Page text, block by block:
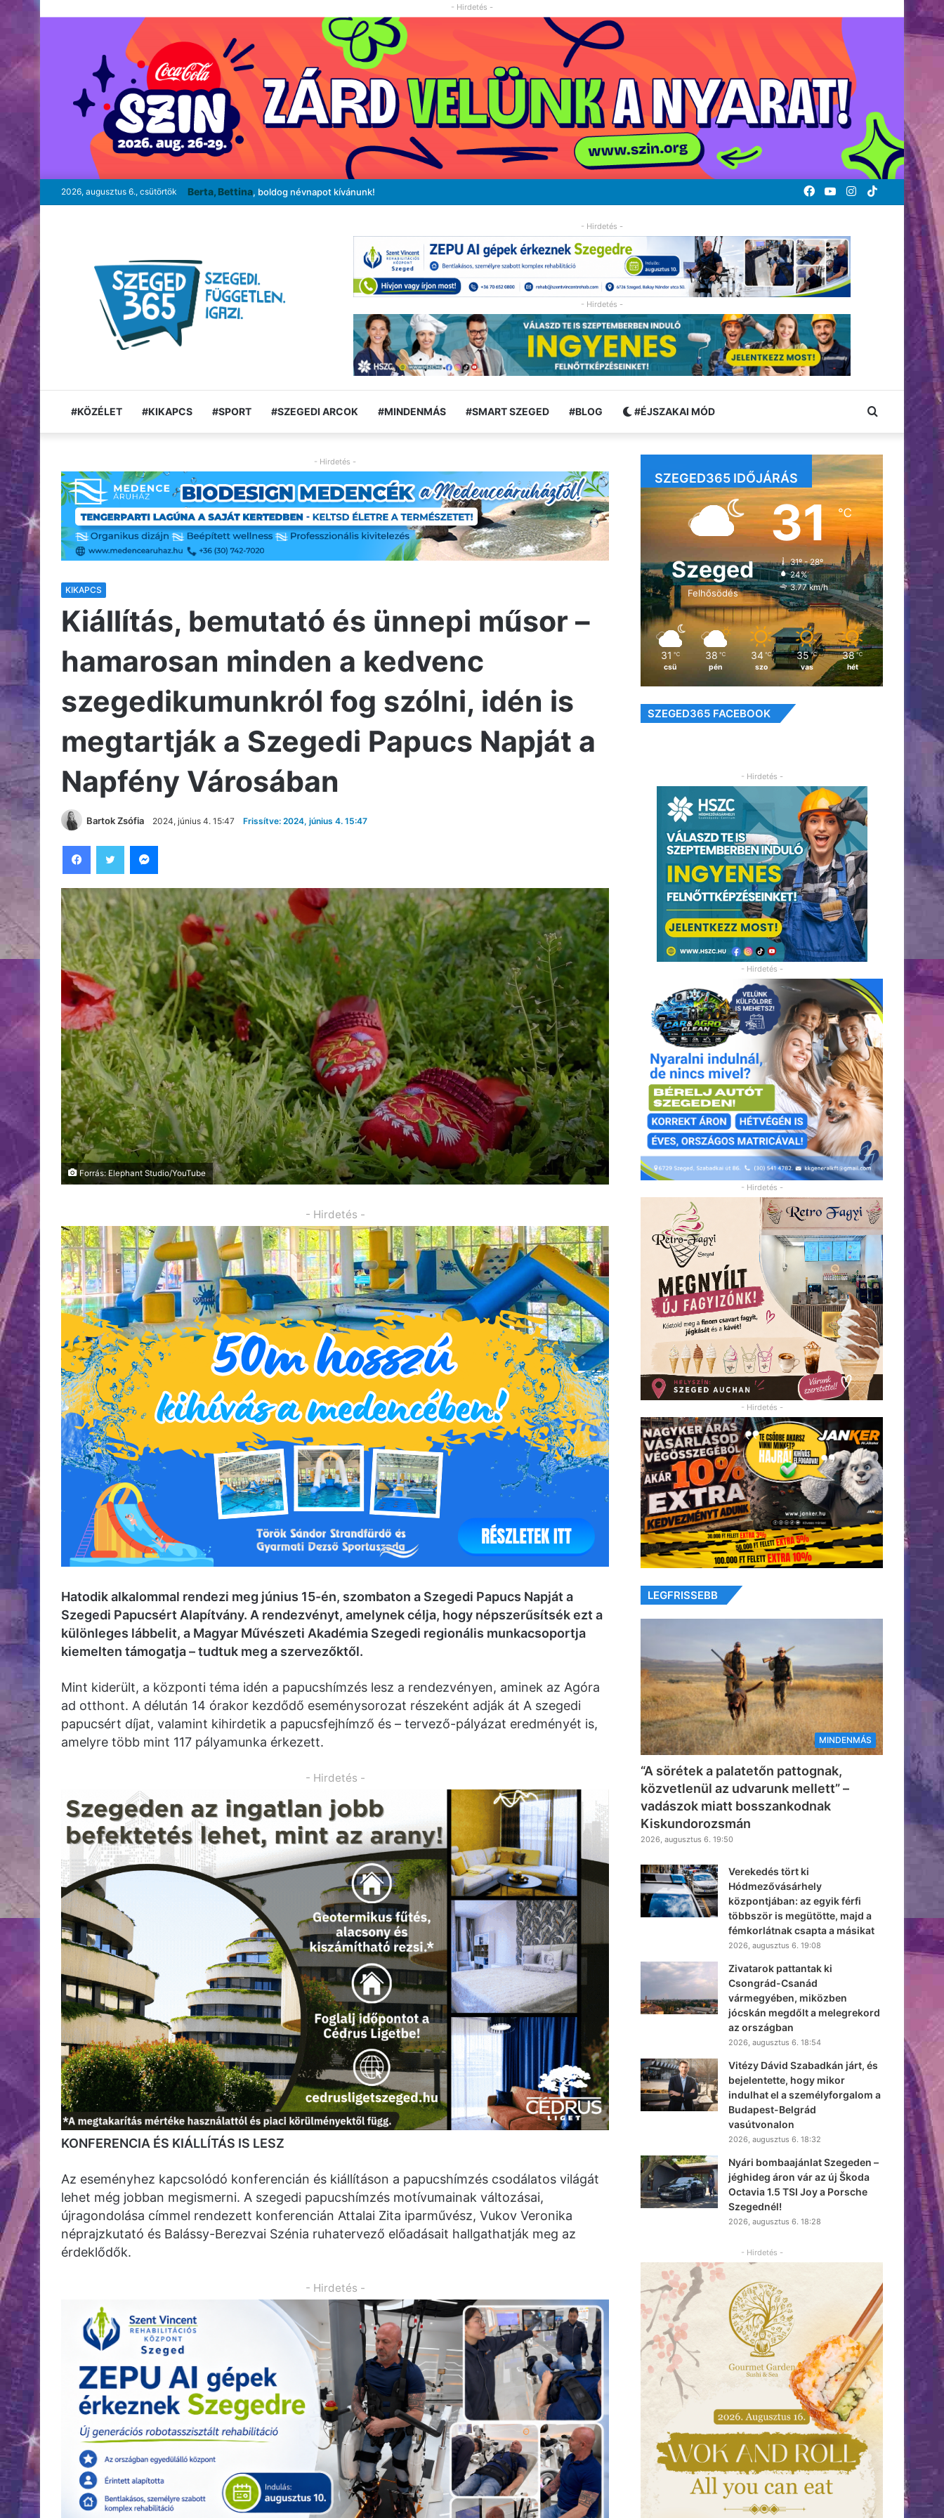
- Hirdetés -
2026, augusztus 6., csütörtök Berta, Bettina, boldog névnapot kívánunk! TikTok
Instagram
YouTube
Facebook
- Hirdetés -
- Hirdetés -
#KÖZÉLET #KIKAPCS #SPORT #SZEGEDI ARCOK #MINDENMÁS #SMART SZEGED #BLOG #ÉJSZAKAI MÓD Keresés:
- Hirdetés -
KIKAPCS
Kiállítás, bemutató és ünnepi műsor –
hamarosan minden a kedvenc
szegedikumunkról fog szólni, idén is
megtartják a Szegedi Papucs Napját a
Napfény Városában
Bartok Zsófia 2024, június 4. 15:47 Frissítve: 2024, június 4. 15:47
Forrás: Elephant Studio/YouTube
- Hirdetés -
Hatodik alkalommal rendezi meg június 15-én, szombaton a Szegedi Papucs Napját a
Szegedi Papucsért Alapítvány. A rendezvényt, amelynek célja, hogy népszerűsítsék ezt a
különleges lábbelit, a Magyar Művészeti Akadémia Szegedi regionális munkacsoportja
kiemelten támogatja – tudtuk meg a szervezőktől.
Mint kiderült, a központi téma idén a papucshímzés lesz a rendezvényen, aminek az Agóra
ad otthont. A délután 14 órakor kezdődő eseménysorozat részeként adják át A szegedi
papucsért díjat, valamint kihirdetik a papucsfejhímző és – tervező-pályázat eredményét is,
amelyre több mint 117 pályamunka érkezett.
- Hirdetés -
KONFERENCIA ÉS KIÁLLÍTÁS IS LESZ
Az eseményhez kapcsolódó konferencián és kiállításon a papucshímzés csodálatos világát
lehet még jobban megismerni. A szegedi papucshímzés motívumainak változásai,
újragondolása címmel rendezett konferencián Attalai Zita iparművész, Vukov Veronika
néprajzkutató és Balássy-Berezvai Szénia ruhatervező előadásait hallgathatják meg az
érdeklődők.
- Hirdetés -
SZEGED365 IDŐJÁRÁS
Szeged
Felhősödés
31℃
31º - 28º
24%
3.77 km/h
31 ℃
csü
38 ℃
pén
34 ℃
szo
35 ℃
vas
38 ℃
hét
SZEGED365 FACEBOOK
- Hirdetés -
- Hirdetés -
- Hirdetés -
- Hirdetés -
LEGFRISSEBB
MINDENMÁS
“A sörétek a palatetőn pattognak,
közvetlenül az udvarunk mellett” –
vadászok miatt bosszankodnak
Kiskundorozsmán
2026, augusztus 6. 19:50
Verekedés tört ki
Hódmezővásárhely
központjában: az egyik férfi
többször is megütötte, majd a
fémkorlátnak csapta a másikat
2026, augusztus 6. 19:08
Zivatarok pattantak ki
Csongrád-Csanád
vármegyében, miközben
jócskán megdőlt a melegrekord
az országban
2026, augusztus 6. 18:54
Vitézy Dávid Szabadkán járt, és
bejelentette, hogy mikor
indulhat el a személyforgalom a
Budapest-Belgrád
vasútvonalon
2026, augusztus 6. 18:32
Nyári bombaajánlat Szegeden –
jéghideg áron vár az új Škoda
Octavia 1.5 TSI Joy a Porsche
Szegednél!
2026, augusztus 6. 18:28
- Hirdetés -